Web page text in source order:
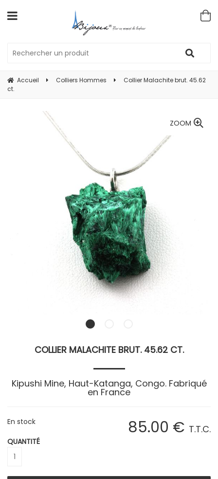
Accueil Colliers Hommes
Collier Malachite brut. 45.62
ct.
ZOOM
COLLIER MALACHITE BRUT. 45.62 CT.
Kipushi Mine, Haut-Katanga, Congo. Fabriqué
en France
85.00 € T.T.C.
En stock
QUANTITÉ